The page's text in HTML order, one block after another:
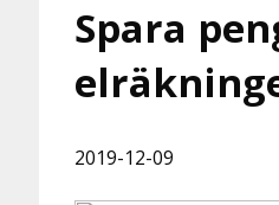
Spara
2019-12-09